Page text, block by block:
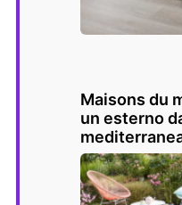
Maisons du
un esterno